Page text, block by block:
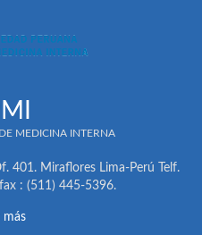
MEDICINA INTERNA
401. Miraflores Lima-Perú Telf.
: (511) 445-5396.
más